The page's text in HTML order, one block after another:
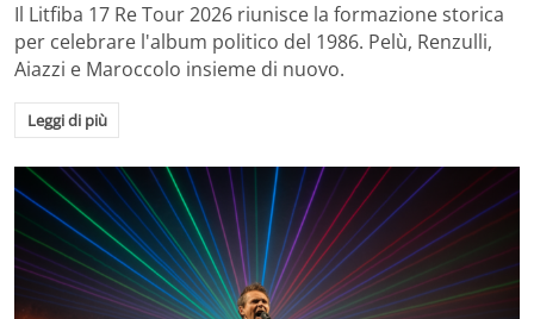
Il Litfiba 17 Re Tour 2026 riunisce la formazione storica
per celebrare l'album politico del 1986. Pelù, Renzulli,
Aiazzi e Maroccolo insieme di nuovo.
Leggi di più